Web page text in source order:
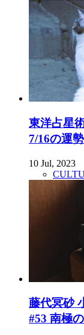
東洋占星
7/16の運
10 Jul, 2023
藤代冥砂
#53 南極